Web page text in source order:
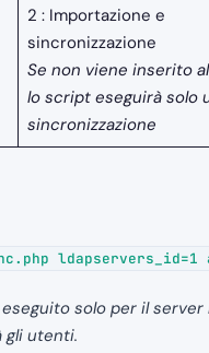
2 : Importazione e
sincronizzazione
Se non viene inserito
lo script eseguirà solo
sincronizzazione
ldapservers_id=1
solo per il server
gli utenti.